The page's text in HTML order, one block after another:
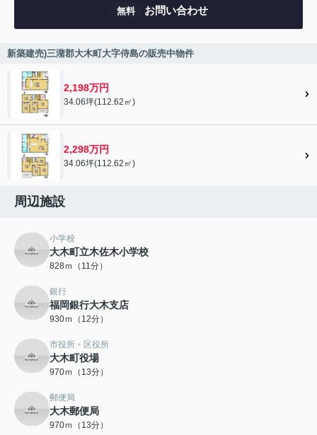
無料 お問い合わせ
新築建売)三潴郡大木町大字侍島の販売中物件
2,198万円
34.06坪(112.62㎡)
2,298万円
34.06坪(112.62㎡)
周辺施設
小学校
大木町立木佐木小学校
828ｍ（11分）
銀行
福岡銀行大木支店
930ｍ（12分）
市役所・区役所
大木町役場
970ｍ（13分）
郵便局
大木郵便局
970ｍ（13分）